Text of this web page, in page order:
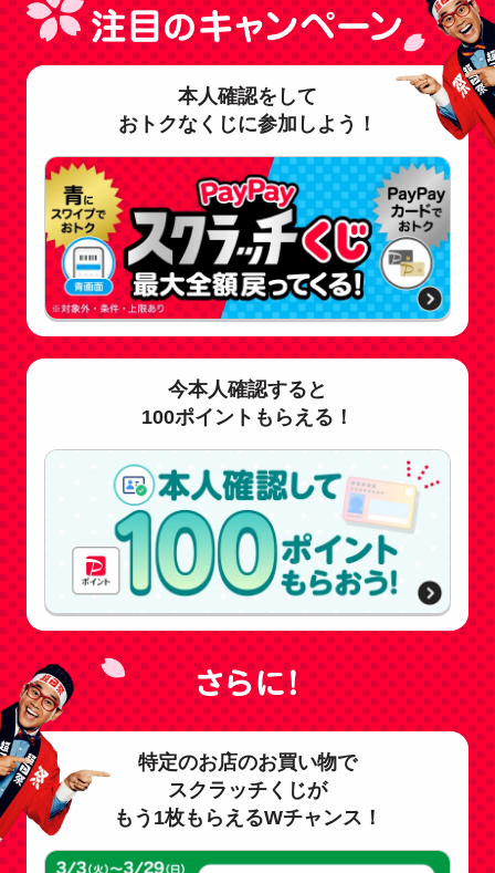
本人確認をして
おトクなくじに参加しよう！
今本人確認すると
100ポイントもらえる！
特定のお店のお買い物で
スクラッチくじが
もう1枚もらえるWチャンス！